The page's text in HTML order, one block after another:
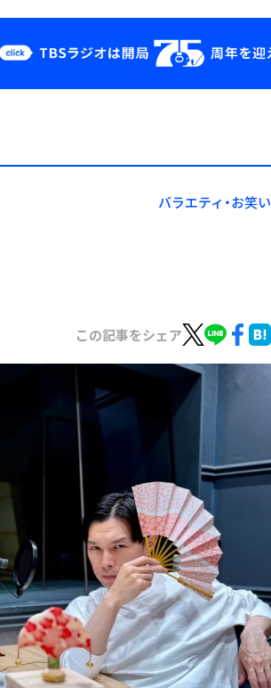
YouTube
会社情報
バラエティ・お笑い
この記事をシェア